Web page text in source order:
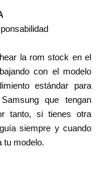
la rom stock en el
con el modelo
estándar para
que tengan
tanto, si tienes otra
siempre y cuando
tu modelo.